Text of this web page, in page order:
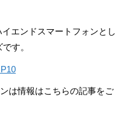
エンドスマートフォンとし
す。
は情報はこちらの記事をご